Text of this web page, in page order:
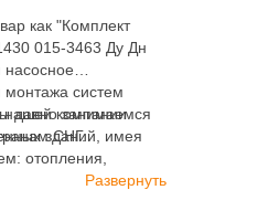
как "Комплект
015-3463 Ду Дн
систем
давно занимаемся
зданий, имея
отопления,
нашей компании
СНГ.
Развернуть